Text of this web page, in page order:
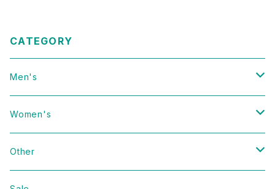
CATEGORY
Men's
Vintage
Domestic
Women's
Vintage
Other